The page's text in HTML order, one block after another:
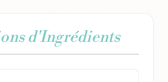
d'Ingrédients